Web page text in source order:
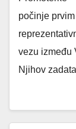
počinje
vezu između
Njihov